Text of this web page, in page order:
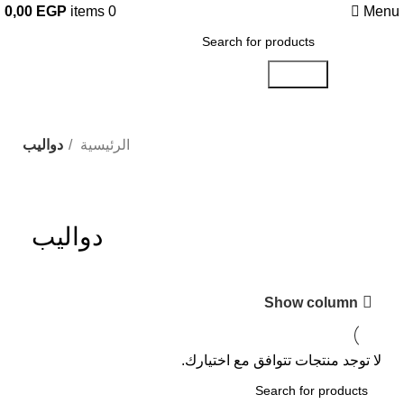
Menu
0
items
0,00 EGP
الرئيسية دواليب
دواليب
Show column
لا توجد منتجات تتوافق مع اختيارك.